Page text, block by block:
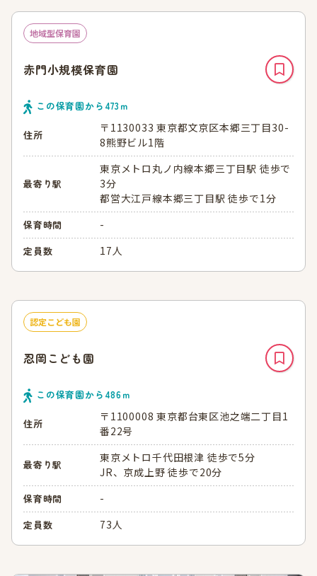
地域型保育園
赤門小規模保育園
この保育園から 473ｍ
住所
〒1130033 東京都文京区本郷三丁目30-
8熊野ビル1階
最寄り駅
東京メトロ丸ノ内線本郷三丁目駅 徒歩で
3分
都営大江戸線本郷三丁目駅 徒歩で1分
保育時間 -
定員数 17人
認定こども園
忍岡こども園
この保育園から 486ｍ
住所
〒1100008 東京都台東区池之端二丁目1
番22号
最寄り駅
東京メトロ千代田根津 徒歩で5分
JR、京成上野 徒歩で20分
保育時間 -
定員数 73人